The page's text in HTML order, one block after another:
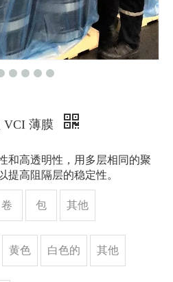
VCI 薄膜
和高透明性，用多层相同的聚
提高阻隔层的稳定性。
卷 包 其他
黄色 白色的 其他